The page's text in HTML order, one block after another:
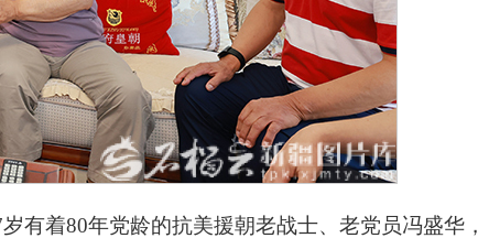
有着80年党龄的抗美援朝老战士、老党员冯盛华，